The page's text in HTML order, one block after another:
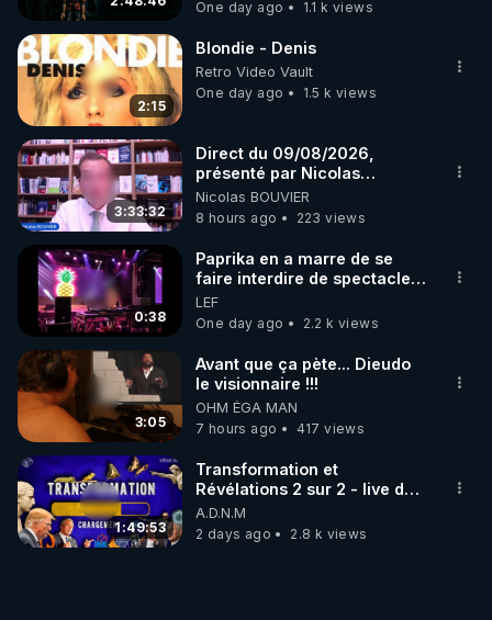
code : REGENERE10
▶ 30 jours gratuit sur l’application de méditation et
de bien-être ENVOL :
Rendez-vous sur https://www.envol.app/code
le code : REGENERE
One day ago
1.1 k views
2:15
Blondie - Denis
Retro Video Vault
One day ago
1.5 k views
3:33:32
Direct du 09/08/2026,
présenté par Nicolas
BOUVIER
Nicolas BOUVIER
8 hours ago
223 views
0:38
Paprika en a marre de se
faire interdire de spectacle.
Elle décide donc de devenir
DJ !
LEF
One day ago
2.2 k views
3:05
Avant que ça pète... Dieudo
le visionnaire !!!
OHM ÉGA MAN
7 hours ago
417 views
1:49:53
Transformation et
Révélations 2 sur 2 - live du
07/08/26
A.D.N.M
2 days ago
2.8 k views